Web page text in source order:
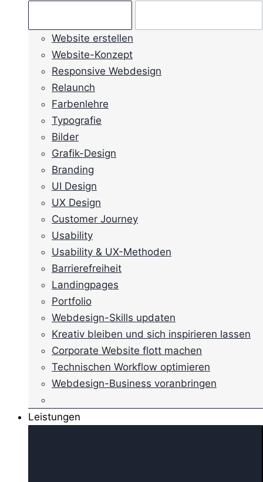
Website erstellen
Website-Konzept
Responsive Webdesign
Relaunch
Farbenlehre
Typografie
Bilder
Grafik-Design
Branding
UI Design
UX Design
Customer Journey
Usability
Usability & UX-Methoden
Barrierefreiheit
Landingpages
Portfolio
Webdesign-Skills updaten
Kreativ bleiben und sich inspirieren lassen
Corporate Website flott machen
Technischen Workflow optimieren
Webdesign-Business voranbringen
Leistungen